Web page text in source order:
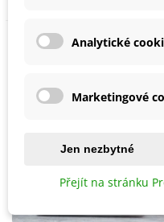
Analytické
Marketingové
Jen nezbytné
Přejít na stránku